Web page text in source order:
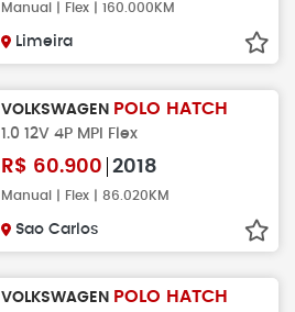
Manual | Flex | 160.000KM
Limeira
VOLKSWAGEN POLO HATCH
1.0 12V 4P MPI Flex
R$ 60.900 2018
Manual | Flex | 86.020KM
Sao Carlos
VOLKSWAGEN POLO HATCH